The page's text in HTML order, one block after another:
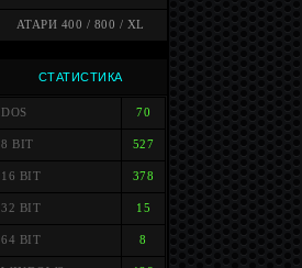
АТАРИ 400 / 800 / XL
СТАТИСТИКА
DOS 70
8 BIT 527
16 BIT 378
32 BIT 15
64 BIT 8